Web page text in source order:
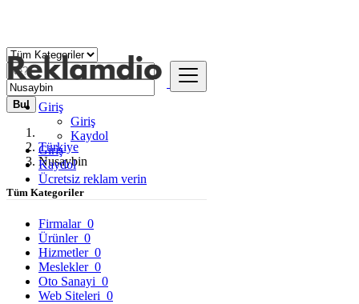
Giriş
Giriş
Kaydol
Giriş
Kaydol
Ücretsiz reklam verin
Bul
Türkiye
Nusaybin
Tüm Kategoriler
Firmalar 0
Ürünler 0
Hizmetler 0
Meslekler 0
Oto Sanayi 0
Web Siteleri 0